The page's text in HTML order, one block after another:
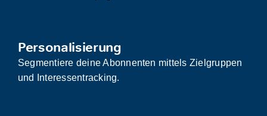
Personalisierung
Segmentiere deine Abonnenten mittels Zielgruppen
und Interessentracking.